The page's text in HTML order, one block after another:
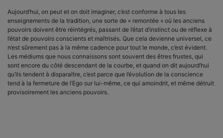
Aujourd’hui, on peut et on doit imaginer, c’est conforme à tous les
enseignements de la tradition, une sorte de « remontée » où les anciens
pouvoirs doivent être réintégrés, passant de l’état d’instinct ou de réflexe à
l’état de pouvoirs conscients et maîtrisés. Que cela devienne universel, ce
n’est sûrement pas à la même cadence pour tout le monde, c’est évident.
Les médiums que nous connaissons sont souvent des êtres frustes, qui
sont encore du côté descendant de la courbe, et quand on dit aujourd’hui
qu’ils tendent à disparaître, c’est parce que l’évolution de la conscience
tend à la fermeture de l’Ego sur lui-même, ce qui amoindrit, et même détruit
provisoirement les anciens pouvoirs.